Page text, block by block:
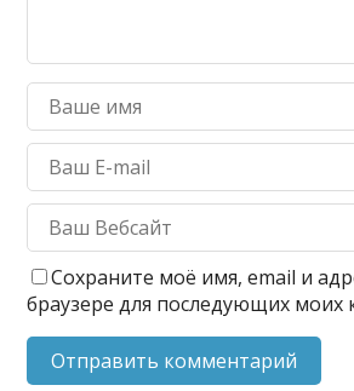
Сохраните моё имя, email и
браузере для последующих моих